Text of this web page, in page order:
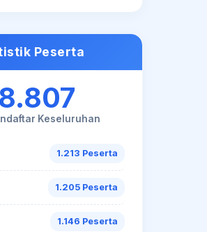
Peserta
Keseluruhan
1.213 Peserta
1.205 Peserta
1.146 Peserta